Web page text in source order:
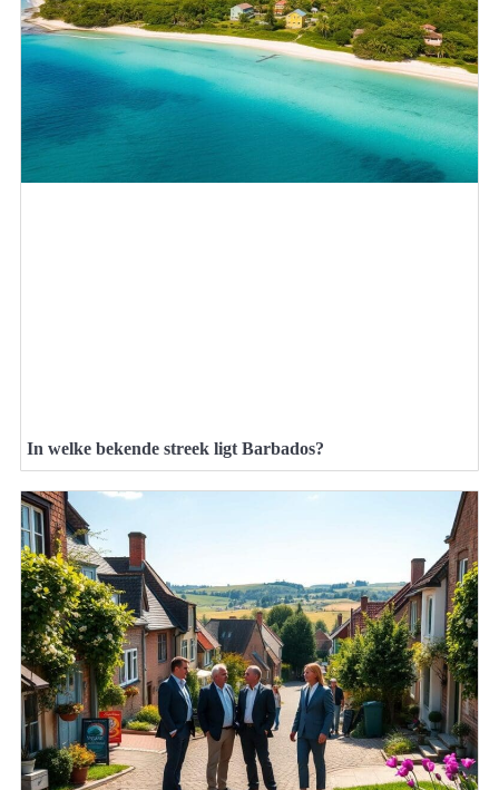
In welke bekende streek ligt Barbados?